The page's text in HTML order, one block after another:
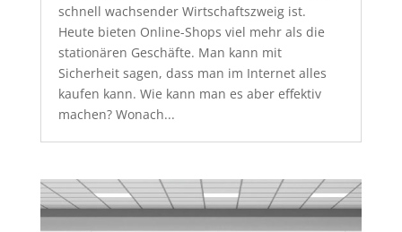
schnell wachsender Wirtschaftszweig ist.
Heute bieten Online-Shops viel mehr als die
stationären Geschäfte. Man kann mit
Sicherheit sagen, dass man im Internet alles
kaufen kann. Wie kann man es aber effektiv
machen? Wonach...